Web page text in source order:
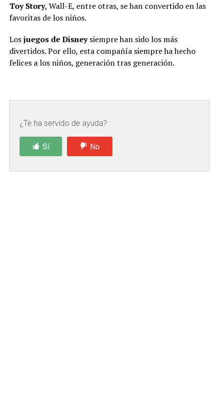
Toy Story, Wall-E, entre otras, se han convertido en las
favoritas de los niños.
Losjuegos de Disneysiempre han sido los más
divertidos. Por ello, esta compañía siempre ha hecho
felices a los niños, generación tras generación.
¿Te ha servido de ayuda?
Sí No